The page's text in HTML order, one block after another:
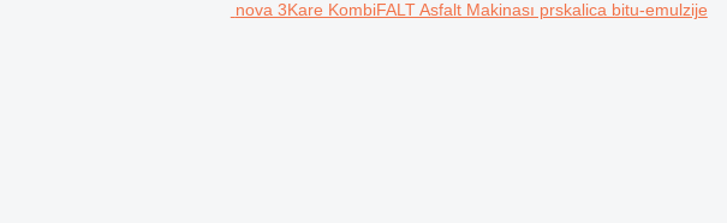
nova 3Kare KombiFALT Asfalt Makinası prskalica bitu-emulzije